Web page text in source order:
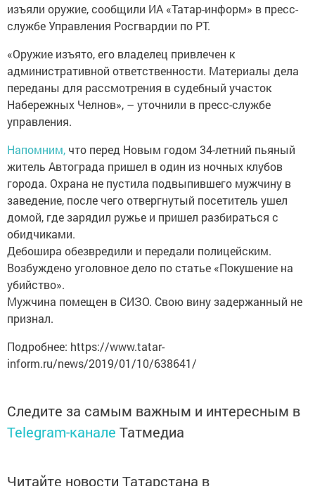
изъяли оружие, сообщили ИА «Татар-информ» в пресс-
службе Управления Росгвардии по РТ.
«Оружие изъято, его владелец привлечен к
административной ответственности. Материалы дела
переданы для рассмотрения в судебный участок
Набережных Челнов», – уточнили в пресс-службе
управления.
Напомним, что перед Новым годом 34-летний пьяный
житель Автограда пришел в один из ночных клубов
города. Охрана не пустила подвыпившего мужчину в
заведение, после чего отвергнутый посетитель ушел
домой, где зарядил ружье и пришел разбираться с
обидчиками.
Дебошира обезвредили и передали полицейским.
Возбуждено уголовное дело по статье «Покушение на
убийство».
Мужчина помещен в СИЗО. Свою вину задержанный не
признал.
Подробнее: https://www.tatar-
inform.ru/news/2019/01/10/638641/
Следите за самым важным и интересным в
Telegram-канале Татмедиа
Читайте новости Татарстана в